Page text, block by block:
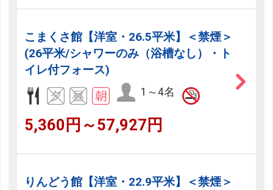
こまくさ館【洋室・26.5平米】＜禁煙＞
(26平米/シャワーのみ（浴槽なし）・ト
イレ付フォース)
1～4名
5,360円～57,927円
りんどう館【洋室・22.9平米】＜禁煙＞